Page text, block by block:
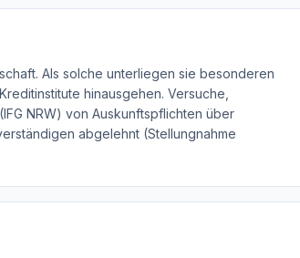
Als solche unterliegen sie besonderen
hinausgehen. Versuche,
NRW) von Auskunftspflichten über
abgelehnt (Stellungnahme